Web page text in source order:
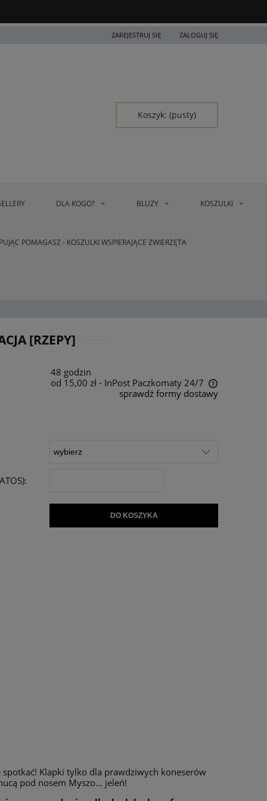
ZAREJESTRUJ SIĘ ZALOGUJ SIĘ
Koszyk: (pusty)
DLA KOGO? BLUZY KOSZULKI
POMAGASZ - KOSZULKI WSPIERAJĄCE ZWIERZĘTA
[RZEPY]
48 godzin
od 15,00 zł - InPost Paczkomaty 24/7
sprawdź formy dostawy
DO KOSZYKA
Klapki tylko dla prawdziwych koneserów
pod nosem Myszo... jeleń!